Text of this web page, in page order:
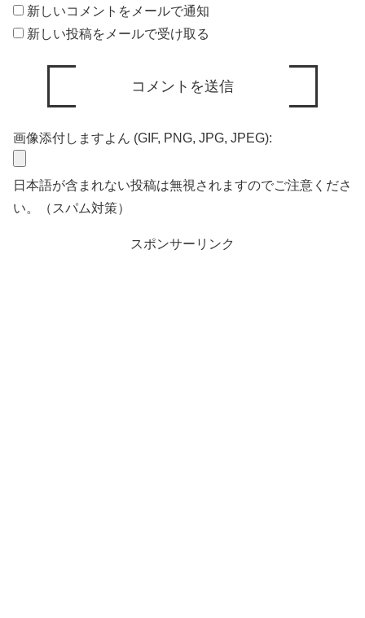
新しいコメントをメールで通知
新しい投稿をメールで受け取る
画像添付しますよん (GIF, PNG, JPG, JPEG):
日本語が含まれない投稿は無視されますのでご注意くださ
い。（スパム対策）
スポンサーリンク